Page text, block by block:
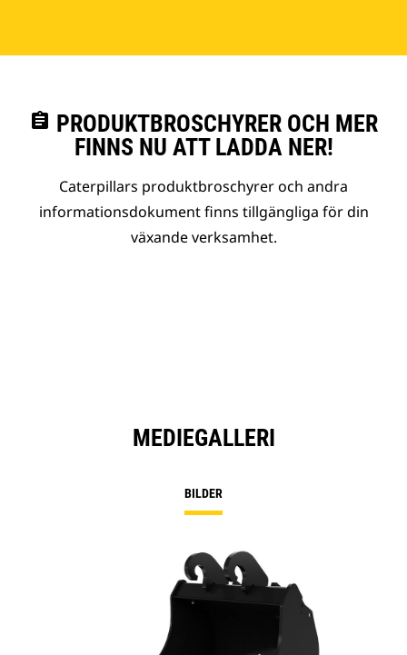
assignment PRODUKTBROSCHYRER OCH MER
FINNS NU ATT LADDA NER!
Caterpillars produktbroschyrer och andra
informationsdokument finns tillgängliga för din
växande verksamhet.
MEDIEGALLERI
BILDER